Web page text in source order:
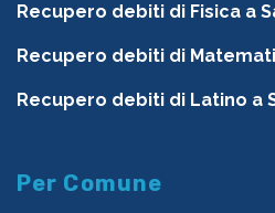
Recupero debiti di Fisica a
Recupero debiti di
Recupero debiti di Latino a
Per Comune